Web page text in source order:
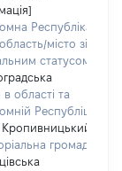
Республіка
місто зі
статусом:
області та
Республіці
Кропивницький
громада: